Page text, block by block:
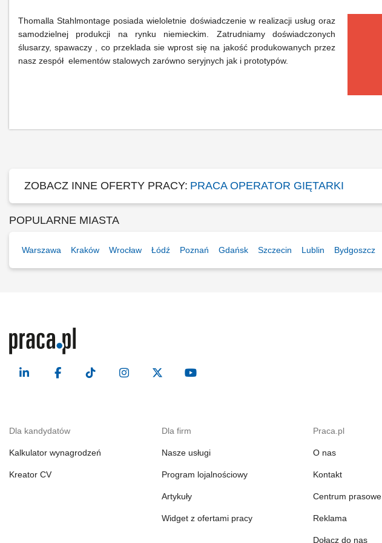
Thomalla Stahlmontage posiada wieloletnie doświadczenie w realizacji usług oraz
samodzielnej produkcji na rynku niemieckim. Zatrudniamy doświadczonych
ślusarzy, spawaczy , co przeklada sie wprost się na jakość produkowanych przez
nasz zespół elementów stalowych zarówno seryjnych jak i prototypów.
ZOBACZ INNE OFERTY PRACY: PRACA OPERATOR GIĘTARKI
POPULARNE MIASTA
Warszawa Kraków Wrocław Łódź Poznań Gdańsk Szczecin Lublin Bydgoszcz
Dla kandydatów
Kalkulator wynagrodzeń
Kreator CV
Dla firm
Nasze usługi
Program lojalnościowy
Artykuły
Widget z ofertami pracy
Praca.pl
O nas
Kontakt
Centrum prasowe
Reklama
Dołącz do nas